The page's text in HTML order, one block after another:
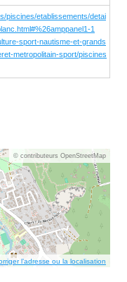
piscines/etablissements/detai
1
sport-nautisme-et-grands
metropolitain-sport/piscines
© contributeurs OpenStreetMap
l’adresse ou la localisation